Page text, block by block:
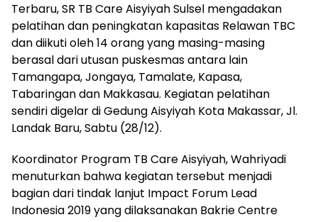
Terbaru, SR TB Care Aisyiyah Sulsel mengadakan
pelatihan dan peningkatan kapasitas Relawan TBC
dan diikuti oleh 14 orang yang masing-masing
berasal dari utusan puskesmas antara lain
Tamangapa, Jongaya, Tamalate, Kapasa,
Tabaringan dan Makkasau. Kegiatan pelatihan
sendiri digelar di Gedung Aisyiyah Kota Makassar, Jl.
Landak Baru, Sabtu (28/12).
Koordinator Program TB Care Aisyiyah, Wahriyadi
menuturkan bahwa kegiatan tersebut menjadi
bagian dari tindak lanjut Impact Forum Lead
Indonesia 2019 yang dilaksanakan Bakrie Centre